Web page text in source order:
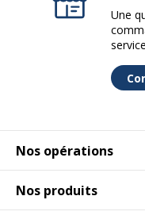
Nos opérations
Nos produits
Une